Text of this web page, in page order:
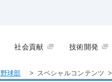
社会貢献 技術開発
野球部 > スペシャルコンテンツ >